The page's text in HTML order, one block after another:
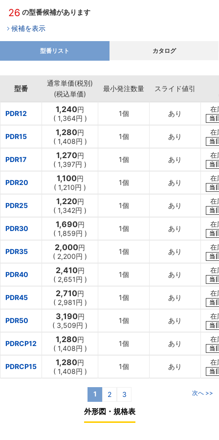
26 の型番候補があります
候補を表示
型番リスト カタログ
型番
通常単価(税別)
(税込単価)
最小発注数量 スライド値引
PDR12 1,240円
( 1,364円 )
1個 あり
在
当
PDR15 1,280円
( 1,408円 )
1個 あり
在
当
PDR17 1,270円
( 1,397円 )
1個 あり
在
当
PDR20 1,100円
( 1,210円 )
1個 あり
在
当
PDR25 1,220円
( 1,342円 )
1個 あり
在
当
PDR30 1,690円
( 1,859円 )
1個 あり
在
当
PDR35 2,000円
( 2,200円 )
1個 あり
在
当
PDR40 2,410円
( 2,651円 )
1個 あり
在
当
PDR45 2,710円
( 2,981円 )
1個 あり
在
当
PDR50 3,190円
( 3,509円 )
1個 あり
在
当
PDRCP12 1,280円
( 1,408円 )
1個 あり
在
当
PDRCP15 1,280円
( 1,408円 )
1個 あり
在
当
1 2 3 次へ >>
外形図・規格表